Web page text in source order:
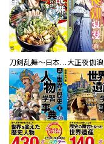
刀剣乱舞～日本号つれづれ酒～